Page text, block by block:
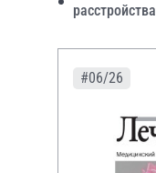
расстройства
#06/26